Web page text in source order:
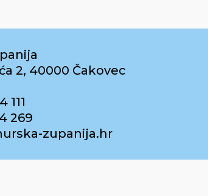
2, 40000 Čakovec
111
269
zupanija.hr